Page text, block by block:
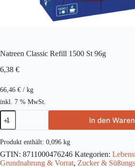
Natreen Classic Refill 1500 St 96g
6,38 €
66,46 € / kg
inkl. 7 % MwSt.
Natreen
Classic
Refill
1500
St
96g
Menge
In den
Produkt enthält: 0,096 kg
GTIN: 8711000476246 Kategorien:
Grundnahrung & Vorrat, Zucker &